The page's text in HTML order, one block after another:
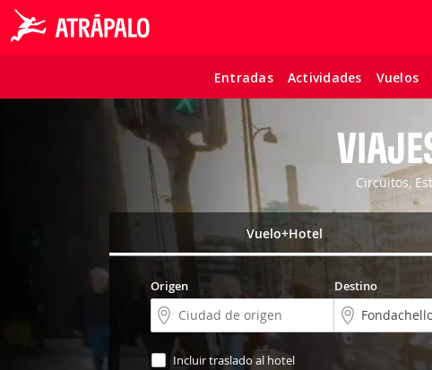
Entradas Actividades Vuelos
Circuitos,
Vuelo+Hotel
Origen Destino
Incluir traslado al hotel